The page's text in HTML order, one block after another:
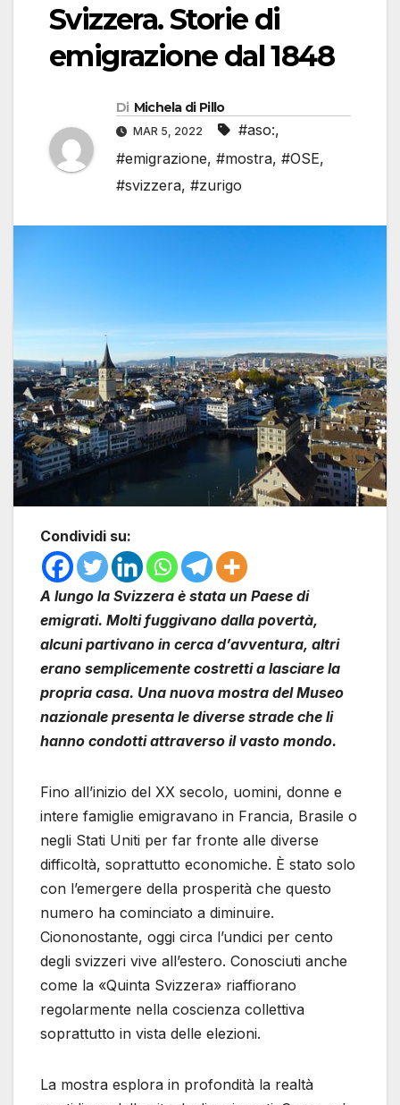
Svizzera. Storie di
emigrazione dal 1848
Di Michela di Pillo
MAR 5, 2022 #aso:,
#emigrazione, #mostra, #OSE,
#svizzera, #zurigo
Condividi su:
A lungo la Svizzera è stata un Paese di
emigrati. Molti fuggivano dalla povertà,
alcuni partivano in cerca d’avventura, altri
erano semplicemente costretti a lasciare la
propria casa. Una nuova mostra del Museo
nazionale presenta le diverse strade che li
hanno condotti attraverso il vasto mondo.
Fino all’inizio del XX secolo, uomini, donne e
intere famiglie emigravano in Francia, Brasile o
negli Stati Uniti per far fronte alle diverse
difficoltà, soprattutto economiche. È stato solo
con l’emergere della prosperità che questo
numero ha cominciato a diminuire.
Ciononostante, oggi circa l’undici per cento
degli svizzeri vive all’estero. Conosciuti anche
come la «Quinta Svizzera» riaffiorano
regolarmente nella coscienza collettiva
soprattutto in vista delle elezioni.
La mostra esplora in profondità la realtà